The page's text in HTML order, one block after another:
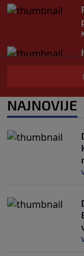
NAJNOVIJE